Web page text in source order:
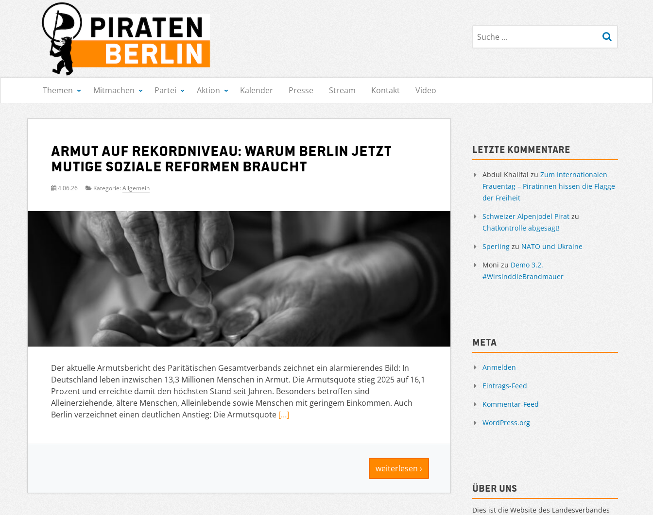
Suche
Navigation
Themen Mitmachen Partei Aktion Kalender Presse Stream Kontakt Video
Armut auf Rekordniveau: Warum Berlin jetzt
mutige soziale Reformen braucht
4.06.26 Kategorie: Allgemein
Der aktuelle Armutsbericht des Paritätischen Gesamtverbands zeichnet ein alarmierendes Bild: In
Deutschland leben inzwischen 13,3 Millionen Menschen in Armut. Die Armutsquote stieg 2025 auf 16,1
Prozent und erreichte damit den höchsten Stand seit Jahren. Besonders betroffen sind
Alleinerziehende, ältere Menschen, Alleinlebende sowie Menschen mit geringem Einkommen. Auch
Berlin verzeichnet einen deutlichen Anstieg: Die Armutsquote […]
weiterlesen ›
Letzte Kommentare
Abdul Khalifal zu Zum Internationalen
Frauentag – Piratinnen hissen die Flagge
der Freiheit
Schweizer Alpenjodel Pirat zu
Chatkontrolle abgesagt!
Sperling zu NATO und Ukraine
Moni zu Demo 3.2.
#WirsinddieBrandmauer
Meta
Anmelden
Eintrags-Feed
Kommentar-Feed
WordPress.org
Über uns
Dies ist die Website des Landesverbandes